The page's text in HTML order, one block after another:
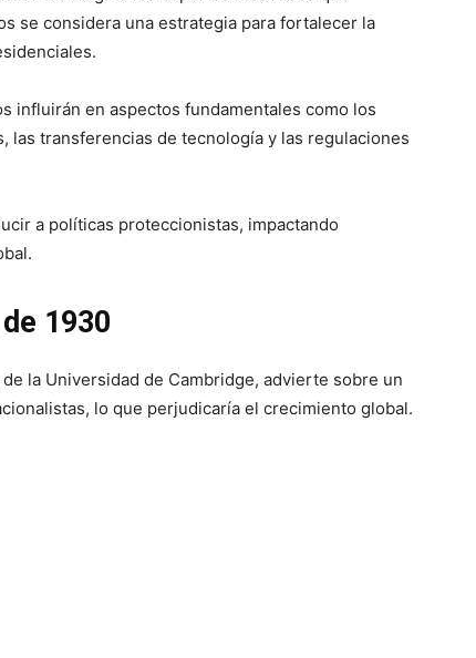
se considera una estrategia para fortalecer la
influirán en aspectos fundamentales como los
transferencias de tecnología y las regulaciones
a políticas proteccionistas, impactando
1930
la Universidad de Cambridge, advierte sobre un
lo que perjudicaría el crecimiento global.